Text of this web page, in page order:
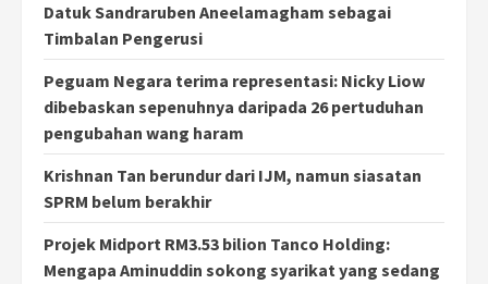
Datuk Sandraruben Aneelamagham sebagai
Timbalan Pengerusi
Peguam Negara terima representasi: Nicky Liow
dibebaskan sepenuhnya daripada 26 pertuduhan
pengubahan wang haram
Krishnan Tan berundur dari IJM, namun siasatan
SPRM belum berakhir
Projek Midport RM3.53 bilion Tanco Holding:
Mengapa Aminuddin sokong syarikat yang sedang